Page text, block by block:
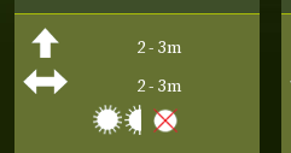
2 - 3m
2 - 3m